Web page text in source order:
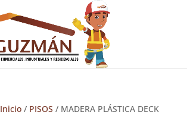
Inicio / PISOS / MADERA PLÁSTICA DECK